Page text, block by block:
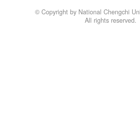
© Copyright by National Chengchi
All rights reserved.